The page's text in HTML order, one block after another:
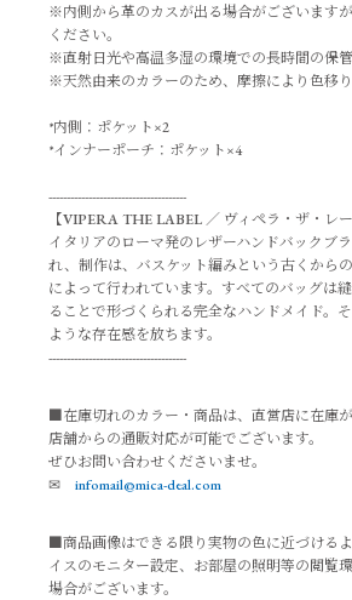
※内側から革のカスが出る場合がございます
ください。
※直射日光や高温多湿の環境での長時間の保管
※天然由来のカラーのため、摩擦により色移り
*内側：ポケット×2
*インナーポーチ：ポケット×4
--------------------------------------
【VIPERA THE LABEL ／ ヴィペラ・ザ・レ
イタリアのローマ発のレザーハンドバックブ
れ、制作は、バスケット編みという古くから
によって行われています。すべてのバッグは
ることで形づくられる完全なハンドメイド。
ような存在感を放ちます。
--------------------------------------
■在庫切れのカラー・商品は、直営店に在庫
店舗からの通販対応が可能でございます。
ぜひお問い合わせくださいませ。
✉ infomail@mica-deal.com
■商品画像はできる限り実物の色に近づける
イスのモニター設定、お部屋の照明等の閲覧
場合がございます。